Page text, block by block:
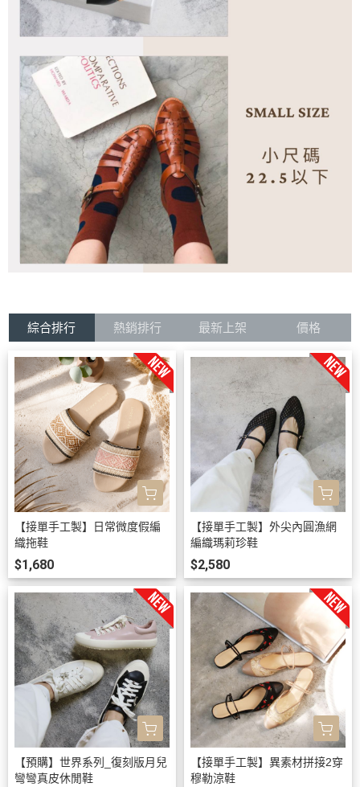
綜合排行 熱銷排行 最新上架 價格
【接單手工製】日常微度假編
織拖鞋
$1,680
【接單手工製】外尖內圓漁網
編織瑪莉珍鞋
$2,580
【預購】世界系列_復刻版月兒
彎彎真皮休閒鞋
【接單手工製】異素材拼接2穿
穆勒涼鞋